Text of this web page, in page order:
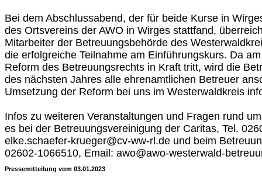
Bei dem Abschlussabend, der für beide Kurse in
des Ortsvereins der AWO in Wirges stattfand,
Mitarbeiter der Betreuungsbehörde des
die erfolgreiche Teilnahme am Einführungskurs. Da
Reform des Betreuungsrechts in Kraft tritt, wird die
des nächsten Jahres alle ehrenamtlichen Betreuer
Umsetzung der Reform bei uns im Westerwaldkreis
Infos zu weiteren Veranstaltungen und Fragen rund
es bei der Betreuungsvereinigung der Caritas, Tel.
elke.schaefer-krueger@cv-ww-rl.de und beim
02602-1066510, Email: awo@awo-westerwald-
Pressemitteilung vom 03.01.2023